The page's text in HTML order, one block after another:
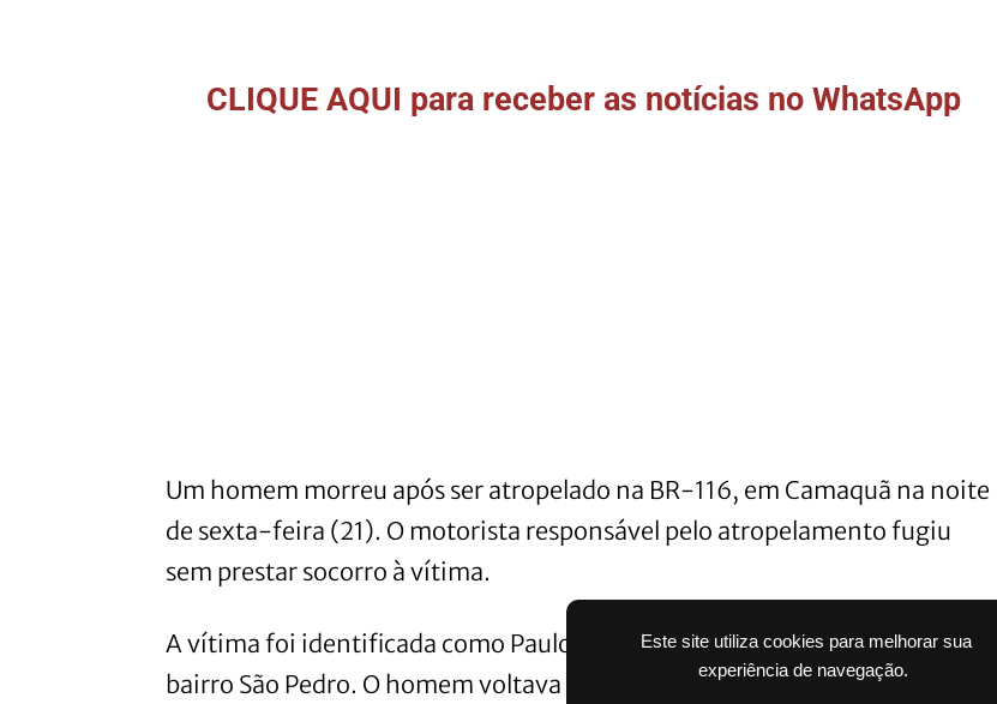
Este site utiliza cookies para melhorar sua
experiência de navegação.
CLIQUE AQUI para receber as notícias no WhatsApp
Um homem morreu após ser atropelado na BR-116, em Camaquã na noite
de sexta-feira (21). O motorista responsável pelo atropelamento fugiu
sem prestar socorro à vítima.
A vítima foi identificada como Paulo Rogério Delgado Borges, morador do
bairro São Pedro. O homem voltava de Porto Alegre e atravessava a BR-